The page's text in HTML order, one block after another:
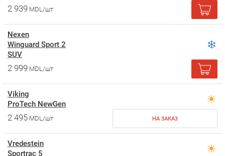
2 939 MDL/шт
Nexen
Winguard Sport 2
SUV
2 999 MDL/шт
Viking
ProTech NewGen
2 495 MDL/шт НА ЗАКАЗ
Vredestein
Sportrac 5